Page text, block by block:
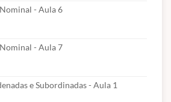
- Aula 6
- Aula 7
e Subordinadas - Aula 1